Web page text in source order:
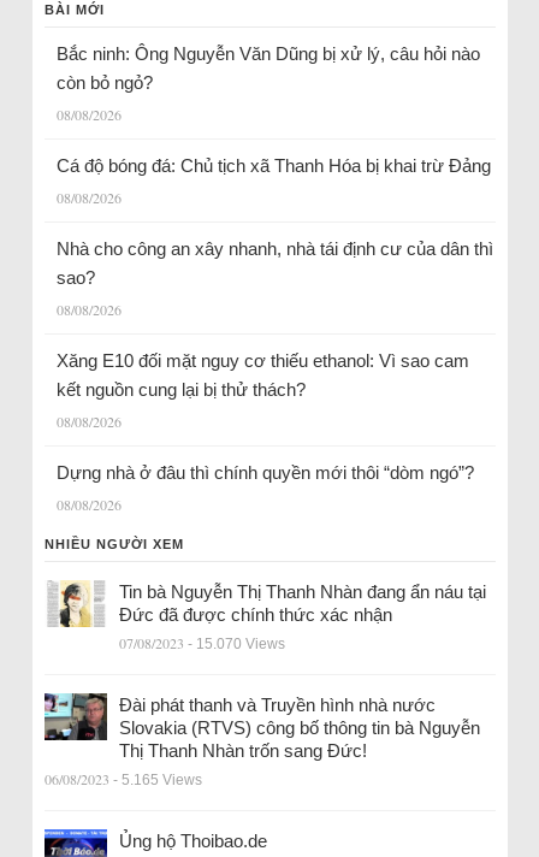
BÀI MỚI
Bắc ninh: Ông Nguyễn Văn Dũng bị xử lý, câu hỏi nào
còn bỏ ngỏ?
08/08/2026
Cá độ bóng đá: Chủ tịch xã Thanh Hóa bị khai trừ Đảng
08/08/2026
Nhà cho công an xây nhanh, nhà tái định cư của dân thì
sao?
08/08/2026
Xăng E10 đối mặt nguy cơ thiếu ethanol: Vì sao cam
kết nguồn cung lại bị thử thách?
08/08/2026
Dựng nhà ở đâu thì chính quyền mới thôi “dòm ngó”?
08/08/2026
NHIỀU NGƯỜI XEM
Tin bà Nguyễn Thị Thanh Nhàn đang ẩn náu tại
Đức đã được chính thức xác nhận
07/08/2023 - 15.070 Views
Đài phát thanh và Truyền hình nhà nước
Slovakia (RTVS) công bố thông tin bà Nguyễn
Thị Thanh Nhàn trốn sang Đức!
06/08/2023 - 5.165 Views
Ủng hộ Thoibao.de